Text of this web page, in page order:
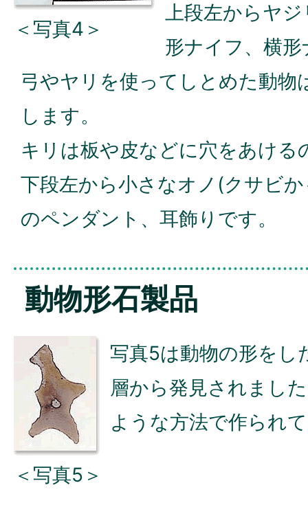
＜写真4＞
上段左からヤ
形ナイフ、横
弓やヤリを使ってしとめた動物
します。
キリは板や皮などに穴をあける
下段左から小さなオノ(クサビ
のペンダント、耳飾りです。
動物形石製品
＜写真5＞
写真5は動物の形をし
層から発見されまし
ような方法で作られ